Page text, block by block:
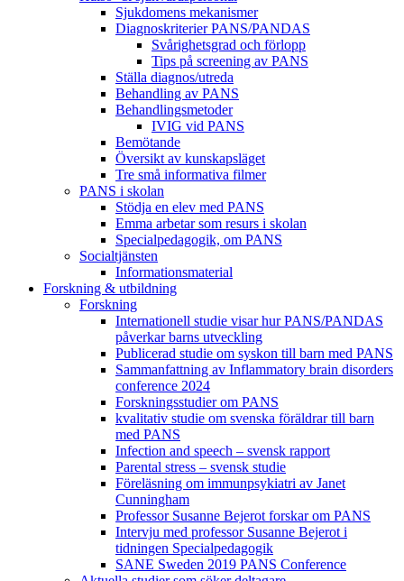
Sjukdomens mekanismer
Diagnoskriterier PANS/PANDAS
Svårighetsgrad och förlopp
Tips på screening av PANS
Ställa diagnos/utreda
Behandling av PANS
Behandlings­metoder
IVIG vid PANS
Bemötande
Översikt av kunskapsläget
Tre små informativa filmer
PANS i skolan
Stödja en elev med PANS
Emma arbetar som resurs i skolan
Specialpedagogik, om PANS
Socialtjänsten
Informationsmaterial
Forskning & utbildning
Forskning
Internationell studie visar hur PANS/PANDAS
påverkar barns utveckling
Publicerad studie om syskon till barn med PANS
Sammanfattning av Inflammatory brain disorders
conference 2024
Forskningsstudier om PANS
kvalitativ studie om svenska föräldrar till barn
med PANS
Infection and speech – svensk rapport
Parental stress – svensk studie
Föreläsning om immunpsykiatri av Janet
Cunningham
Professor Susanne Bejerot forskar om PANS
Intervju med professor Susanne Bejerot i
tidningen Specialpedagogik
SANE Sweden 2019 PANS Conference